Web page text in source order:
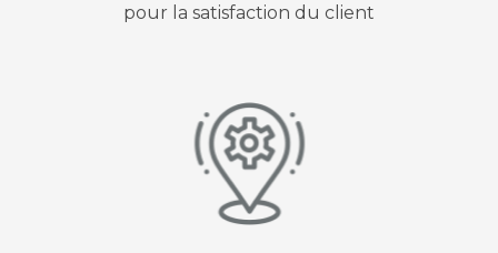
pour la satisfaction du client